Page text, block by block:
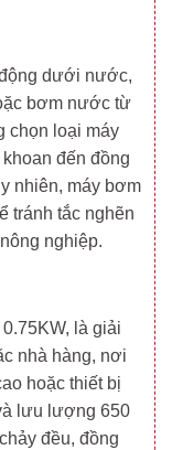
dưới nước,
bơm nước từ
chọn loại máy
đến đồng
nhiên, máy bơm
tránh tắc nghẽn
nghiệp.
là giải
nhà hàng, nơi
hoặc thiết bị
lưu lượng 650
đều, đồng